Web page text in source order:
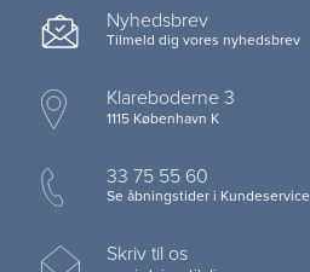
Nyhedsbrev
Tilmeld dig vores nyhedsbrev
Klareboderne 3
1115 København K
33 75 55 60
Se åbningstider i Kundeservice
Skriv til os